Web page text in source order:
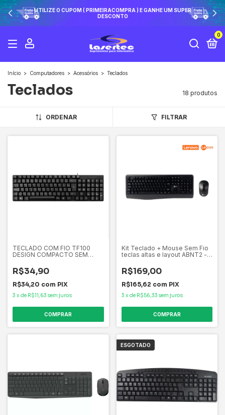
UTILIZE O CUPOM ( PRIMEIRACOMPRA ) E GANHE UM SUPER
DESCONTO
0
Início > Computadores > Acessórios > Teclados
Teclados 18 produtos
ORDENAR FILTRAR
TECLADO COM FIO TF100
DESIGN COMPACTO SEM
CONEXÃO USB CABO DE
120CM RESISTENTE ÁGUA
PRETO
R$34,90
R$34,20 com PIX
3 x de R$11,63 sem juros
Kit Teclado + Mouse Sem Fio
teclas altas e layout ABNT2 -
R$169,00
R$165,62 com PIX
3 x de R$56,33 sem juros
ESGOTADO